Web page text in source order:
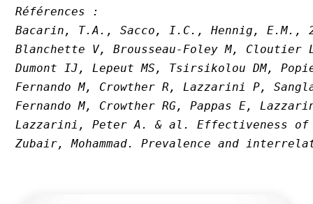
Références :
Bacarin, T.A., Sacco, I.C., Hennig,
Blanchette V, Brousseau-Foley M,
Dumont IJ, Lepeut MS, Tsirsikolou DM,
Fernando M, Crowther R, Lazzarini P,
Fernando M, Crowther RG, Pappas E,
Lazzarini, Peter A. & al. Effectiveness
Zubair, Mohammad. Prevalence and